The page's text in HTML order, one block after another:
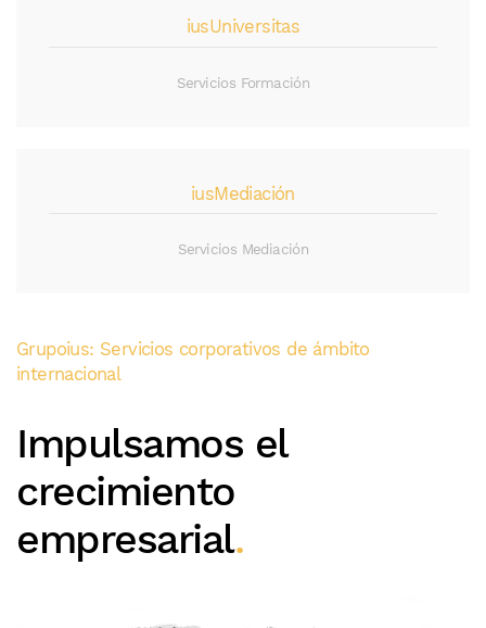
iusUniversitas
Servicios Formación
iusMediación
Servicios Mediación
Grupoius: Servicios corporativos de ámbito
internacional
Impulsamos el
crecimiento
empresarial.